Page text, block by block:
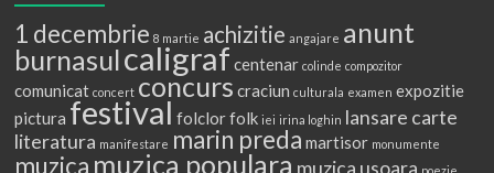
1 decembrie 8 martie achizitie angajare anunt
burnasulcaligraf centenar colinde compozitor
comunicat concert concurs craciun culturala examen expozitie
pictura festival folclorfolk iei irina loghin lansare carte
literatura manifestare marin preda martisor monumente
muzica muzica populara muzica usoara poezie